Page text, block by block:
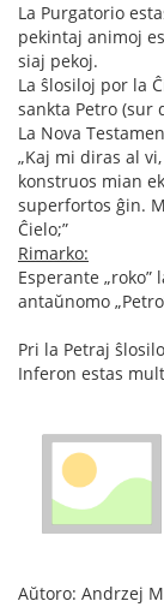
La Purgatorio
pekintaj animoj
siaj pekoj.
La ŝlosiloj por la
sankta Petro (sur
La Nova
„Kaj mi diras al
konstruos mian
superfortos ĝin.
Ĉielo;”
Rimarko:
Esperante „roko”
antaŭnomo
Pri la Petraj
Inferon estas
Aŭtoro: Andrzej